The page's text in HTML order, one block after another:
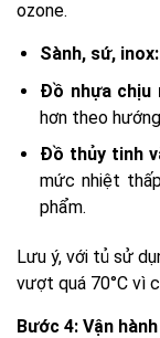
ozone.
Sành, sứ, inox:
Đồ nhựa chịu
hơn theo
Đồ thủy tinh
mức nhiệt
phẩm.
Lưu ý, với tủ sử
vượt quá 70°C vì
Bước 4: Vận